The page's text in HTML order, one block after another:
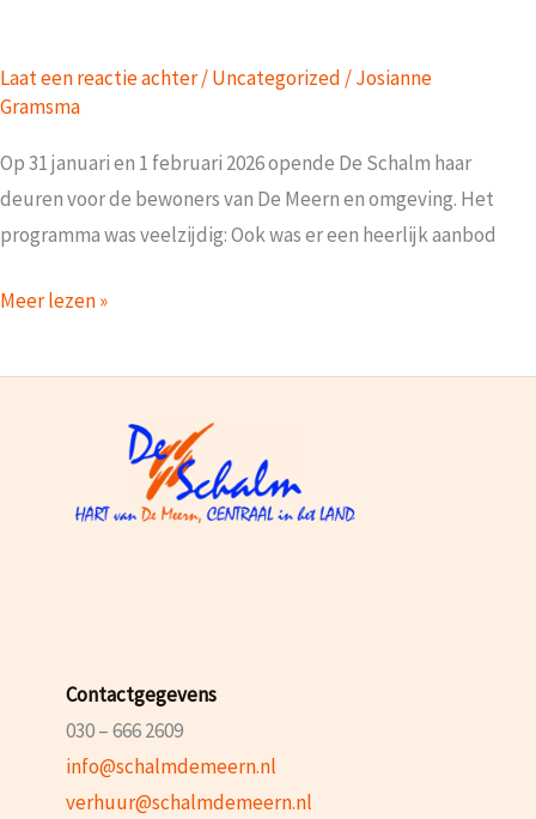
de
Laat een reactie achter/Uncategorized /Josianne
Gramsma
Op 31 januari en 1 februari 2026 opende De Schalm haar
deuren voor de bewoners van De Meern en omgeving. Het
programma was veelzijdig: Ook was er een heerlijk aanbod
Open
en
Meer lezen »
Contactgegevens
030 – 666 2609
info@schalmdemeern.nl
verhuur@schalmdemeern.nl